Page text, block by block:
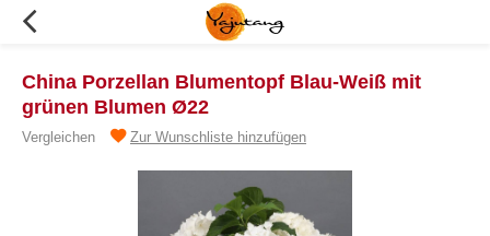
China Porzellan Blumentopf Blau-Weiß mit
grünen Blumen Ø22
Vergleichen Zur Wunschliste hinzufügen